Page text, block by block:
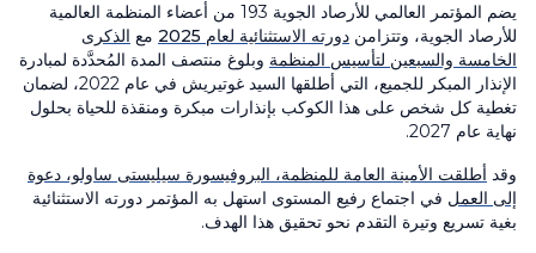
يضم المؤتمر العالمي للأرصاد الجوية 193 من أعضاء المنظمة العالمية
للأرصاد الجوية، وتتزامن دورته الاستثنائية لعام 2025 مع الذكرى
الخامسة والسبعين لتأسيس المنظمة وبلوغ منتصف المدة المُحدَّدة لمبادرة
الإنذار المبكر للجميع، التي أطلقها السيد غوتيريش في عام 2022، لضمان
تغطية كل شخص على هذا الكوكب بإنذارات مبكرة ومنقذة للحياة بحلول
نهاية عام 2027.
وقد أطلقت الأمينة العامة للمنظمة، البروفيسورة سيليستى ساولو، دعوة
إلى العمل في اجتماع رفيع المستوى استهل به المؤتمر دورته الاستثنائية
بغية تسريع وتيرة التقدم نحو تحقيق هذا الهدف.